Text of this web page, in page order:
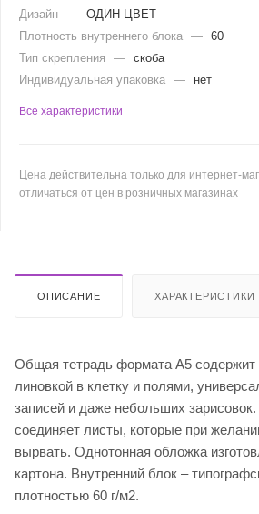
Дизайн — ОДИН ЦВЕТ
Плотность внутреннего блока — 60
Тип скрепления
— скоба
Индивидуальная упаковка — нет
Все характеристики
Цена действительна только для интернет-
отличаться от цен в розничных магазинах
ОПИСАНИЕ ХАРАКТЕРИСТИКИ
Общая тетрадь формата А5 содержит
линовкой в клетку и полями,
записей и даже небольших
соединяет листы, которые при
вырвать. Однотонная обложка
картона. Внутренний блок –
плотностью 60 г/м2.